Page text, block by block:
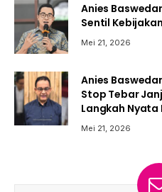
Anies
Sentil
Mei 21, 2026
Anies
Stop Tebar
Langkah Nyata
Mei 21, 2026